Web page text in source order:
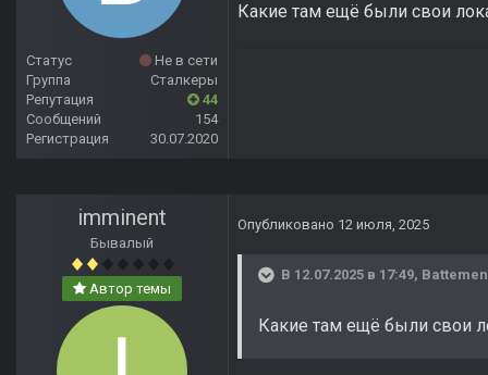
Статус
Не в сети
Группа
Сталкеры
Репутация
44
Сообщений
154
Регистрация
30.07.2020
Какие там ещё были свои
imminent
Бывалый
Автор темы
Опубликовано 12 июля, 2025
В 12.07.2025 в 17:49, Battemen
Какие там ещё были свои